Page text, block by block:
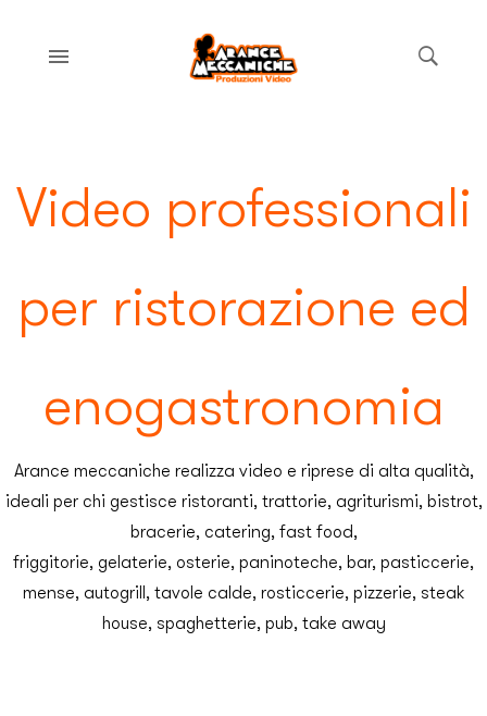
Video professionali
per ristorazione ed
enogastronomia
Arance meccaniche realizza video e riprese di alta qualità,
ideali per chi gestisce ristoranti, trattorie, agriturismi, bistrot,
bracerie, catering, fast food,
friggitorie, gelaterie, osterie, paninoteche, bar, pasticcerie,
mense, autogrill, tavole calde, rosticcerie, pizzerie, steak
house, spaghetterie, pub, take away